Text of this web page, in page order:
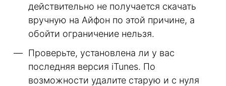
действительно не получается скачать
вручную на Айфон по этой причине, а
обойти ограничение нельзя.
Проверьте, установлена ли у вас
последняя версия iTunes. По
возможности удалите старую и с нуля